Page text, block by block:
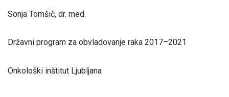
Sonja Tomšič, dr. med.
Državni program za obvladovanje raka 2017–2021
Onkološki inštitut Ljubljana